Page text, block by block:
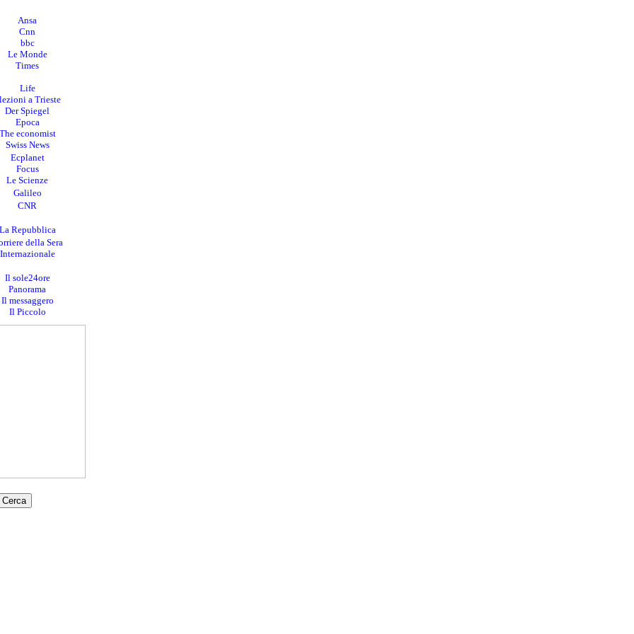
Ansa
Cnn
bbc
Le Monde
Times
Life
a Trieste
Der Spiegel
Epoca
economist
Swiss News
Ecplanet
Focus
Le Scienze
Galileo
CNR
Repubblica
della Sera
Internazionale
Il sole24ore
Panorama
Il messaggero
Il Piccolo